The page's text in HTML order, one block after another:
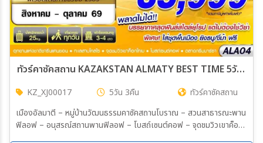
ทัวร์คาซัคสถาน KAZAKSTAN ALMATY BEST TIME 5วัน 3คืน (XJ)
KZ_XJ00017 5วัน 3คืน
ทัวร์คาซัคสถาน
เมืองอัลมาตี – หมู่บ้านวัฒนธรรมคาซัคสถานโบราณ – สวนสาธารณะพาน
ฟิลอฟ – อนุสรณ์สถานพานฟิลอฟ – โบสถ์เซนต์คอฟ – จุดชมวิวเขาค็อก